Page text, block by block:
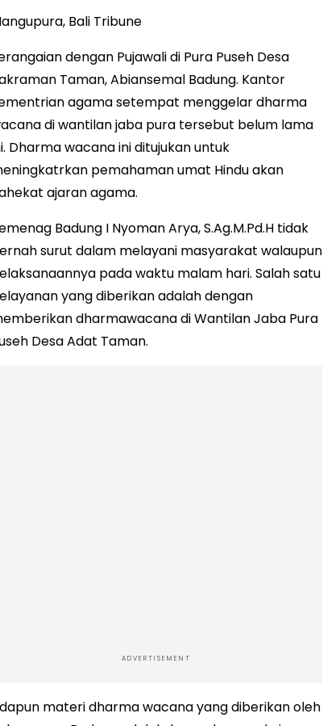
Bali Tribune
dengan Pujawali di Pura Puseh Desa
Taman, Abiansemal Badung. Kantor
agama setempat menggelar dharma
di wantilan jaba pura tersebut belum lama
Dharma wacana ini ditujukan untuk
pemahaman umat Hindu akan
ajaran agama.
Badung I Nyoman Arya, S.Ag.M.Pd.H tidak
surut dalam melayani masyarakat walaupun
pada waktu malam hari. Salah satu
yang diberikan adalah dengan
dharmawacana di Wantilan Jaba Pura
Desa Adat Taman.
ADVERTISEMENT
materi dharma wacana yang diberikan oleh